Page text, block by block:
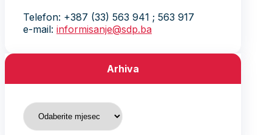
Telefon: +387 (33) 563 941 ; 563 917
e-mail: informisanje@sdp.ba
Arhiva
Arhiva